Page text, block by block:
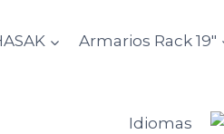
Armarios Rack 19″
Idiomas